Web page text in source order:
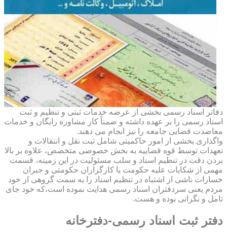
دفاتر اسناد رسمی بخشی از عرضه خدمات ثبتی و تنظیم و ثبت
اسناد رسمی را بر عهده داشته و ضمناً کار مشاوره رایگان و خدمات
معاضدت قضایی جامعه را نیز انجام می دهند.
واگذاری بخشی از امور حاکمیتی شامل ثبت نقل و انتقالات و
تعهدات توسط قوه قضاییه به بخش خصوصی متخصص، علاوه بر بالا
بردن دقت در تنظیم اسناد و سلب مسئولیت در این زمینه، قسمت
مهمی از شکایات علیه حکومت یا کارگزاران حکومتی و جبران
خسارات ناشی از اشتباه در تنظیم اسناد را به سمت گروهی از خود
مردم یعنی سردفتران اسناد رسمی هدایت نموده است،که خود جای
تامل و نگرانی بوده و هست.
دفتر ثبت اسناد رسمی-دفترخانه